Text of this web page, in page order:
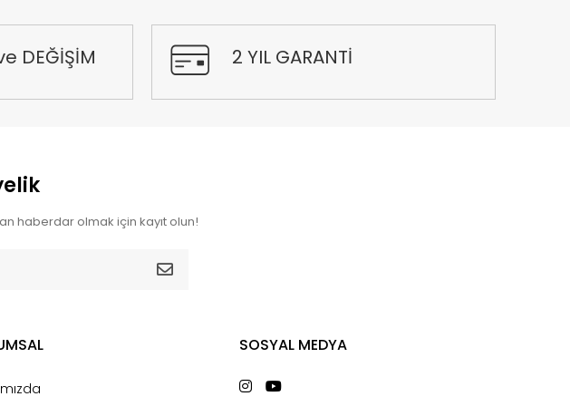
DEĞİŞİM 2 YIL GARANTİ
haberdar olmak için kayıt olun!
SOSYAL MEDYA